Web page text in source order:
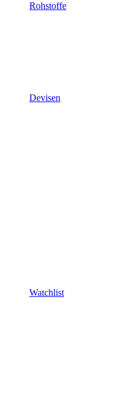
Rohstoffe
Devisen
Watchlist